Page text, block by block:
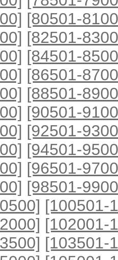
[80501-
[82501-
[84501-
[86501-
[88501-
[90501-
[92501-
[94501-
[96501-
[98501-
[100501-
[102001-
[103501-